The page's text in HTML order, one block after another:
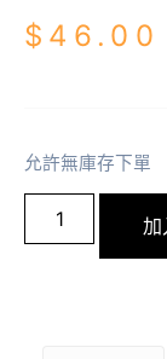
$ 46.00
允許無庫存下單
加